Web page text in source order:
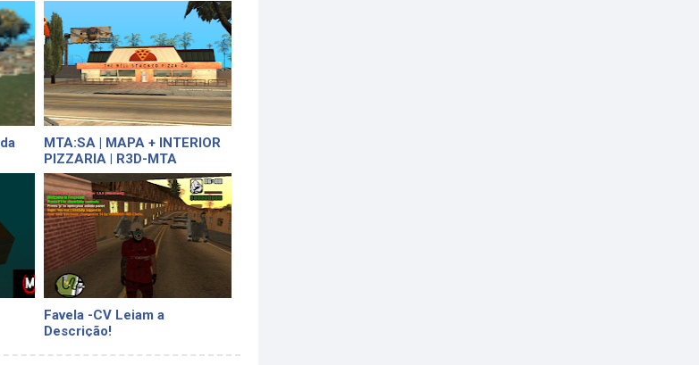
MTA:SA | MAPA + INTERIOR
PIZZARIA | R3D-MTA
Favela -CV Leiam a
Descrição!